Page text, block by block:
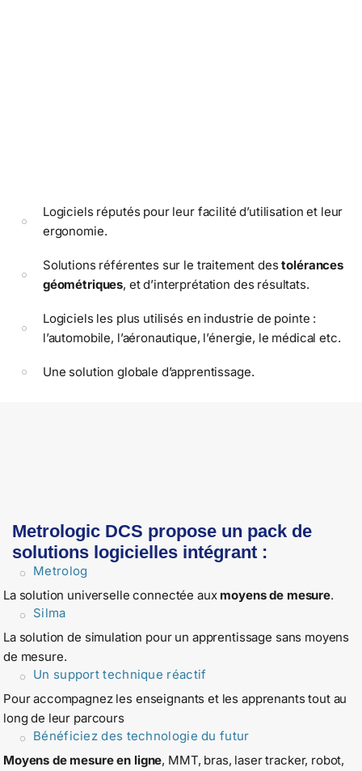
Logiciels réputés pour leur facilité d’utilisation et leur
ergonomie.
Solutions référentes sur le traitement destolérances
géométriques, et d’interprétation des résultats.
Logiciels les plus utilisés en industrie de pointe :
l’automobile, l’aéronautique, l’énergie, le médical etc.
Une solution globale d’apprentissage.
Metrologic DCS propose un pack de
solutions logicielles intégrant :
Metrolog
La solution universelle connectée aux moyens de mesure.
Silma
La solution de simulation pour un apprentissage sans moyens
de mesure.
Un support technique réactif
Pour accompagnez les enseignants et les apprenants tout au
long de leur parcours
Bénéficiez des technologie du futur
Moyens de mesure en ligne, MMT, bras, laser tracker, robot,